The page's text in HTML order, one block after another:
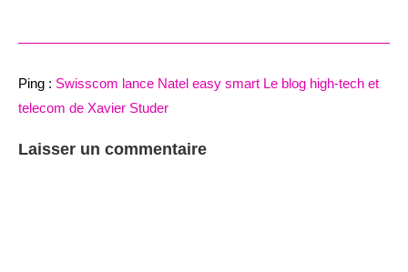
Ping : Swisscom lance Natel easy smart Le blog high-tech et
telecom de Xavier Studer
Laisser un commentaire